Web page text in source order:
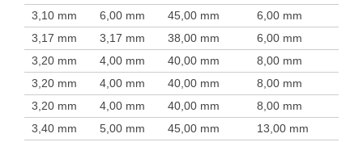
3,10 mm
6,00 mm 45,00 mm 6,00 mm
3,17 mm
3,17 mm 38,00 mm 6,00 mm
3,20 mm
4,00 mm 40,00 mm 8,00 mm
3,20 mm
4,00 mm 40,00 mm 8,00 mm
3,20 mm
4,00 mm 40,00 mm 8,00 mm
3,40 mm
5,00 mm 45,00 mm 13,00 mm